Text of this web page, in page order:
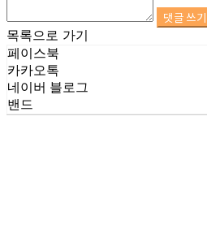
댓글 쓰기
목록으로 가기
페이스북
카카오톡
네이버 블로그
밴드